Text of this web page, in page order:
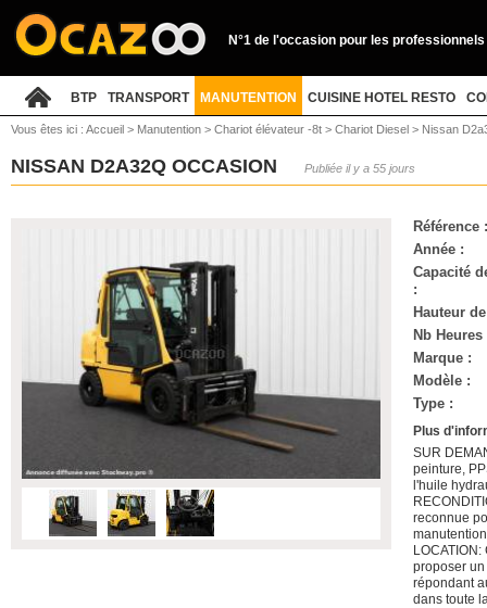
N°1 de l'occasion pour les professionnels
BTP TRANSPORT MANUTENTION CUISINE HOTEL RESTO
Vous êtes ici : Accueil > Manutention > Chariot élévateur -8t > Chariot Diesel > Nissan
NISSAN D2A32Q OCCASION Publiée il y a 55 jours
Référence :
Année :
Capacité
:
Hauteur
Nb Heures
Marque :
Modèle :
Type :
Plus
SUR
peinture,
l'huile
reconnue
proposer
répondant
dans toute